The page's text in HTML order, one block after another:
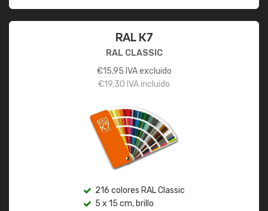
RAL K7
RAL CLASSIC
€15,95 IVA excluido
€19,30 IVA incluido
216 colores RAL Classic
5 x 15 cm, brillo